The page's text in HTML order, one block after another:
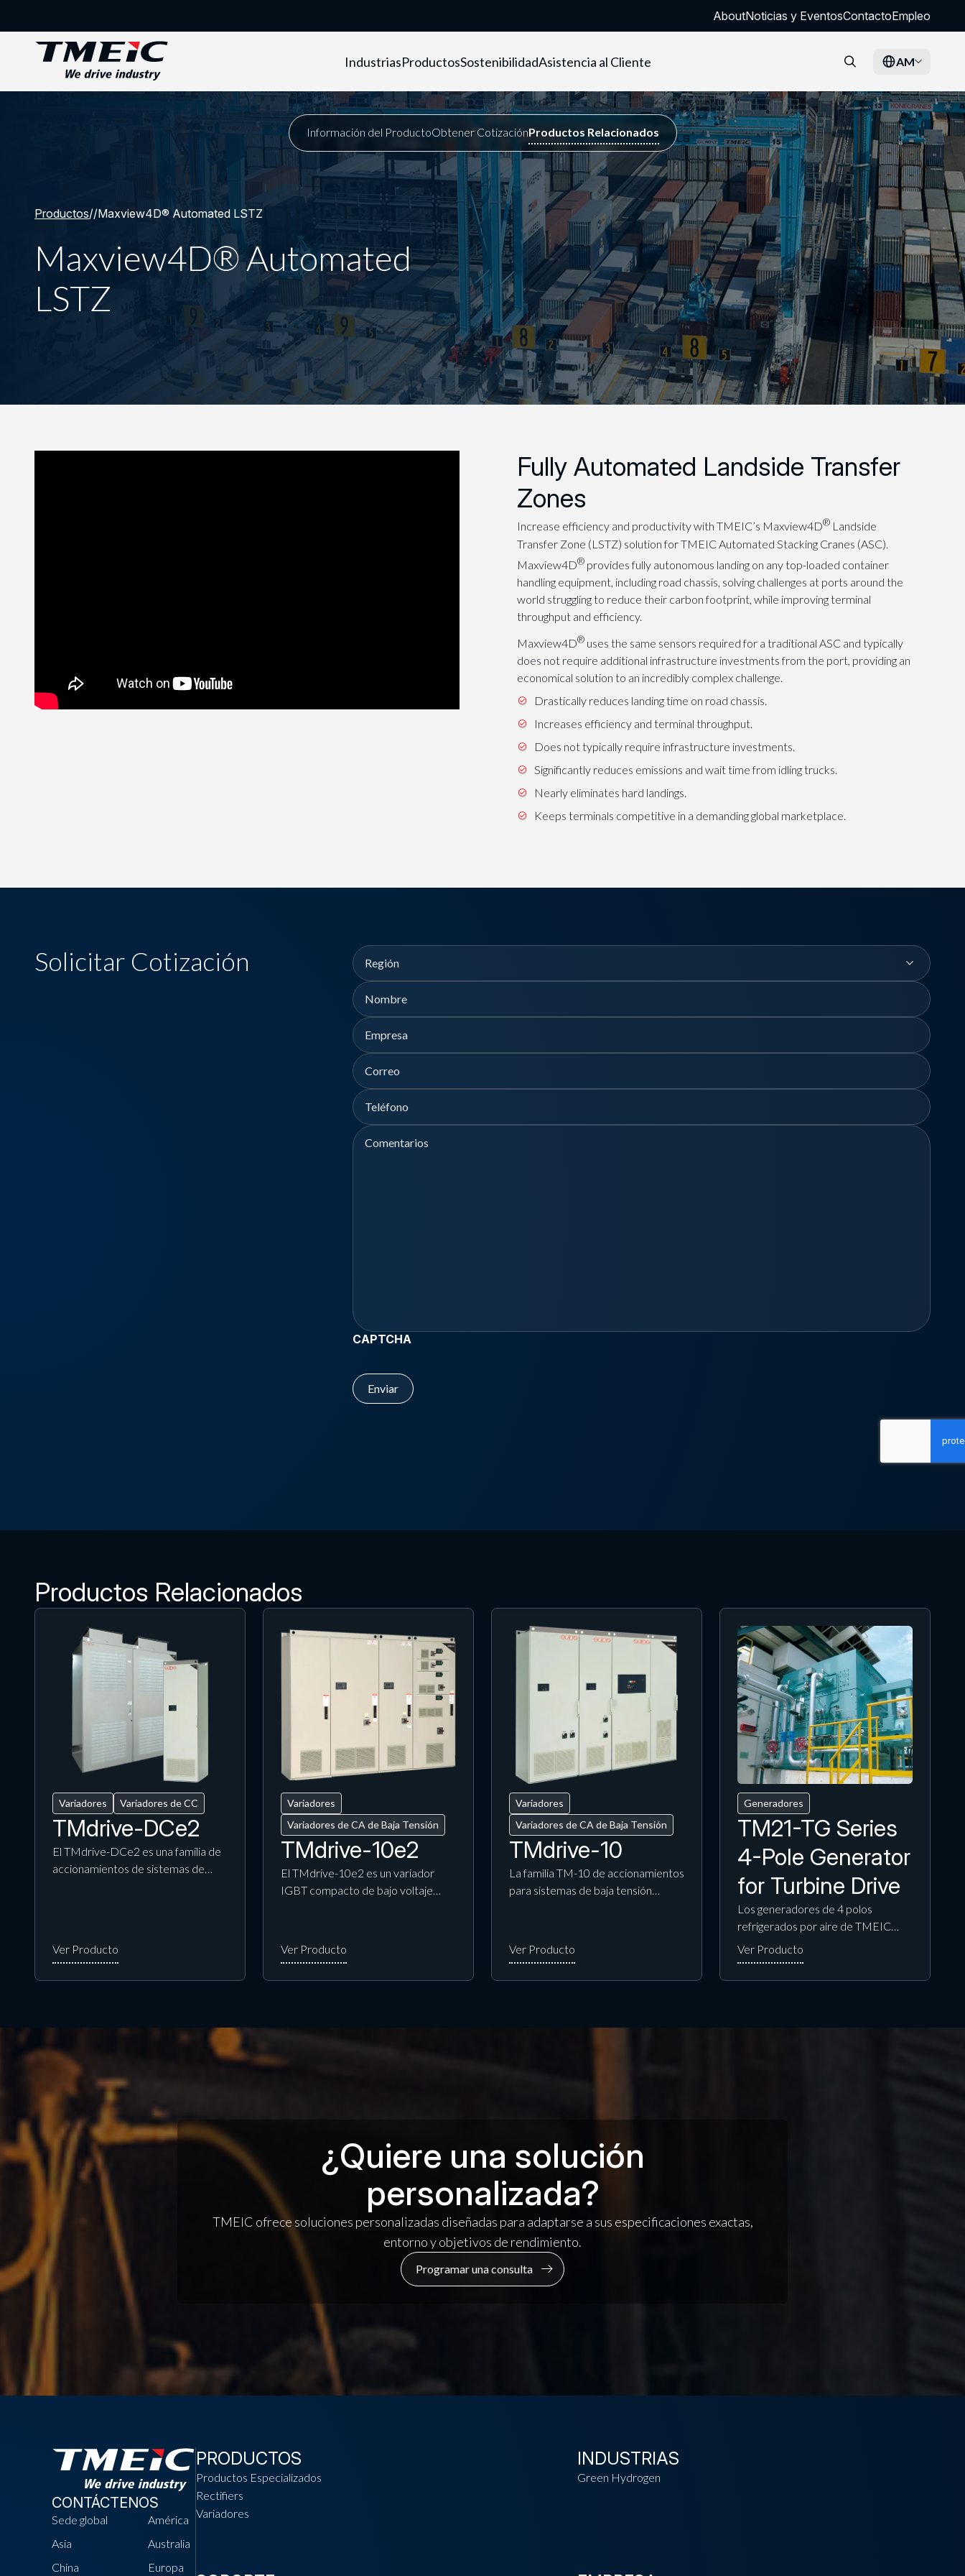
AboutNoticias y EventosContactoEmpleo
IndustriasProductosSostenibilidadAsistencia al Cliente AM
Productos//Maxview4D® Automated LSTZ
Maxview4D® Automated
LSTZ
Fully Automated Landside Transfer
Zones
Increase efficiency and productivity with TMEIC’s Maxview4D®Landside
Transfer Zone (LSTZ) solution for TMEIC Automated Stacking Cranes (ASC).
Maxview4D®provides fully autonomous landing on any top-loaded container
handling equipment, including road chassis, solving challenges at ports around the
world struggling to reduce their carbon footprint, while improving terminal
throughput and efficiency.
Maxview4D®uses the same sensors required for a traditional ASC and typically
does not require additional infrastructure investments from the port, providing an
economical solution to an incredibly complex challenge.
Drastically reduces landing time on road chassis.
Increases efficiency and terminal throughput.
Does not typically require infrastructure investments.
Significantly reduces emissions and wait time from idling trucks.
Nearly eliminates hard landings.
Keeps terminals competitive in a demanding global marketplace.
Solicitar Cotización Región
Nombre
Nombre
Empresa
Correo
Teléfono
Comentarios
CAPTCHA
Productos Relacionados
Variadores Variadores de CC
TMdrive-DCe2
El TMdrive-DCe2 es una familia de
accionamientos de sistemas de…
Variadores
Variadores de CA de Baja Tensión
TMdrive-10e2
El TMdrive-10e2 es un variador
IGBT compacto de bajo voltaje…
Variadores
Variadores de CA de Baja Tensión
TMdrive-10
La familia TM-10 de accionamientos
para sistemas de baja tensión…
Generadores
TM21-TG Series
4-Pole Generator
for Turbine Drive
Los generadores de 4 polos
refrigerados por aire de TMEIC…
¿Quiere una solución
personalizada?
TMEIC ofrece soluciones personalizadas diseñadas para adaptarse a sus especificaciones exactas,
entorno y objetivos de rendimiento.
Programar una consulta
CONTÁCTENOS
Sede global
América
Asia
Australia
China
Europa
PRODUCTOS
Productos Especializados
Rectifiers
Variadores
INDUSTRIAS
Green Hydrogen